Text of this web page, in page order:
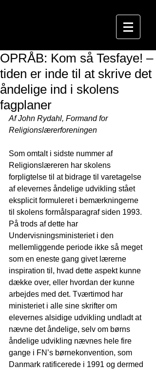
OPRÅB: Kom så Tesfaye! –
tiden er inde til at skrive det
åndelige ind i skolens
fagplaner
Af John Rydahl, Formand for
Religionslærerforeningen
Som omtalt i sidste nummer af
Religionslæreren har skolens
forpligtelse til at bidrage til varetagelse
af elevernes åndelige udvikling stået
eksplicit formuleret i bemærkningerne
til skolens formålsparagraf siden 1993.
På trods af dette har
Undervisningsministeriet i den
mellemliggende periode ikke så meget
som en eneste gang givet lærerne
inspiration til, hvad dette aspekt kunne
dække over, eller hvordan der kunne
arbejdes med det. Tværtimod har
ministeriet i alle sine skrifter om
elevernes alsidige udvikling undladt at
nævne det åndelige, selv om børns
åndelige udvikling nævnes hele fire
gange i FN’s børnekonvention, som
Danmark ratificerede i 1991 og dermed